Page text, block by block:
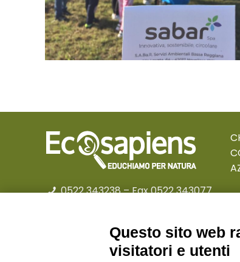
0522 343238– Fax 0522 343077
Questo sito web
visitatori e utenti